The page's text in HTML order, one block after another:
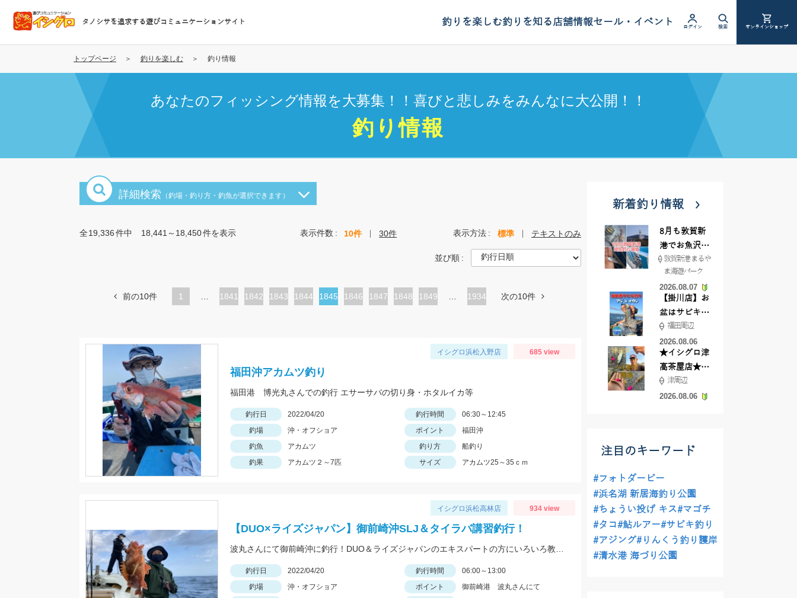
コ
テ
タノシサを追求する遊びコミュニケーションサイト 釣りを楽しむ釣りを知る店舗情報セール・イベント ログイン 検索 オンラインショップ
トップページ 釣りを楽しむ 釣り情報
あなたのフィッシング情報を大募集！！喜びと悲しみをみんなに大公開！！
釣り情報
詳細検索 （釣場・釣り方・釣魚が選択できます）
全19,336件中 18,441～18,450件を表示 表示件数 10件 30件 表示方法 標準 テキストのみ
並び順
前の10件 1
ペ
1841
ペ
1842
ペ
1843
ペ
1844
カ
ペ
1845
ペ
1846
ペ
1847
ペ
1848
ペ
1849 1934 次の10件
イシグロ浜松入野店 685 view
福田沖アカムツ釣り
福田港 博光丸さんでの釣行 エサーサバの切り身・ホタルイカ等
釣行日 2022/04/20 釣行時間
06:30～12:45
釣場
沖・オフショア ポイント
福田沖
釣魚
アカムツ 釣り方
船釣り
釣果
アカムツ２～7匹 サイズ アカムツ25～35ｃｍ
イシグロ浜松高林店 934 view
【DUO×ライズジャパン】御前崎沖SLJ＆タイラバ講習釣行！
釣行日 2022/04/20 釣行時間
06:00～13:00
釣場
沖・オフショア ポイント
御前崎港 波丸さんにて
新着釣り情報
8月も敦賀新
港でお魚沢山
♪ イシグロ彦
根店
敦賀新港 まるや
ま海遊パーク
2026.08.07
【掛川店】お
盆はサビキ釣
りいきません
か?
福田周辺
2026.08.06
★イシグロ津
高茶屋店★津
近郊ハゼ釣れ
てます！
津周辺
2026.08.06
注目のキーワード
#フォトダービー
#浜名湖 新居海釣り公園
#ちょうい投げ キス#マゴチ
#タコ#鮎ルアー#サビキ釣り
#アジング#りんくう釣り護岸
#清水港 海づり公園